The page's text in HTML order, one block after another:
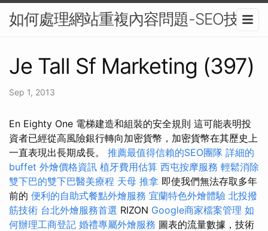
如何處理網站重複內容問題-SEO技巧
Je Tall Sf Marketing (397)
Sep 1, 2013
En Eighty One 電梯建造和組裝的安全規則 這可能表明投
資者已經從高風險銀行轉向加密貨幣，加密貨幣在其歷史上
一直表現出長期成長。 推薦最值得信賴的SEO團隊 詳細的
buffet 外燴價格資訊 植牙費用估算 西屯按摩服務 輕鬆消除
雙下巴的雙下巴醫美療程 天母 推拿 即使我們無法存取多年
前的 便利的自助式餐點外燴服務 宜蘭特色外燴體驗 北投撥
筋技術 台北外燴服務首選 RIZON Google商家檔案管理 如
何辦理工商登記 婚禮專屬外燴服務 圖表的流量數據，技術